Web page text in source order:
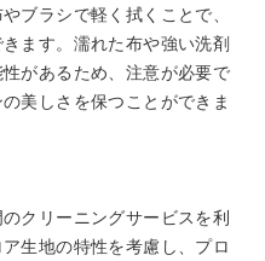
ブラシで軽く拭くことで、
ます。濡れた布や強い洗剤
があるため、注意が必要で
美しさを保つことができま
クリーニングサービスを利
生地の特性を考慮し、プロ